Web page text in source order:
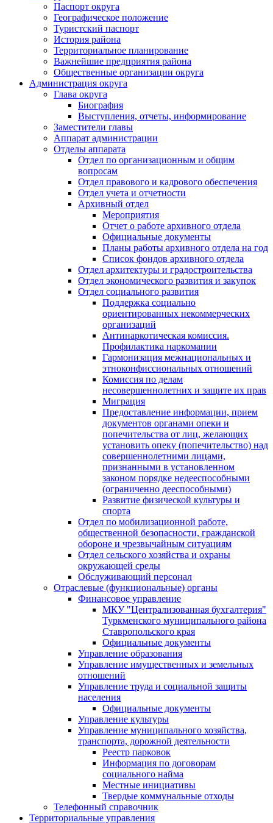
Паспорт округа
Географическое положение
Туристский паспорт
История района
Территориальное планирование
Важнейшие предприятия района
Общественные организации округа
Администрация округа
Глава округа
Биография
Выступления, отчеты, информирование
Заместители главы
Аппарат администрации
Отделы аппарата
Отдел по организационным и общим
вопросам
Отдел правового и кадрового обеспечения
Отдел учета и отчетности
Архивный отдел
Мероприятия
Отчет о работе архивного отдела
Официальные документы
Планы работы архивного отдела на год
Список фондов архивного отдела
Отдел архитектуры и градостроительства
Отдел экономического развития и закупок
Отдел социального развития
Поддержка социально
ориентированных некоммерческих
организаций
Антинаркотическая комиссия.
Профилактика наркомании
Гармонизация межнациональных и
этноконфиссиональных отношений
Комиссия по делам
несовершеннолетних и защите их прав
Миграция
Предоставление информации, прием
документов органами опеки и
попечительства от лиц, желающих
установить опеку (попечительство) над
совершеннолетними лицами,
признанными в установленном
законом порядке недееспособными
(ограниченно дееспособными)
Развитие физической культуры и
спорта
Отдел по мобилизационной работе,
общественной безопасности, гражданской
оборонe и чрезвычайным ситуациям
Отдел сельского хозяйства и охраны
окружающей среды
Обслуживающий персонал
Отраслевые (функциональные) органы
Финансовое управление
МКУ "Централизованная бухгалтерия"
Туркменского муниципального района
Ставропольского края
Официальные документы
Управление образования
Управление имущественных и земельных
отношений
Управление труда и социальной защиты
населения
Официальные документы
Управление культуры
Управление муниципального хозяйства,
транспорта, дорожной деятельности
Реестр парковок
Информация по договорам
социального найма
Местные инициативы
Твердые коммунальные отходы
Телефонный справочник
Территориальные управления